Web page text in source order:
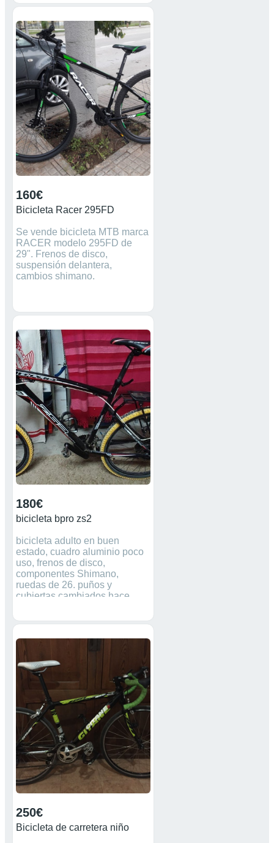
160€
Bicicleta Racer 295FD
Se vende bicicleta MTB marca
RACER modelo 295FD de
29". Frenos de disco,
suspensión delantera,
cambios shimano.
180€
bicicleta bpro zs2
bicicleta adulto en buen
estado, cuadro aluminio poco
uso, frenos de disco,
componentes Shimano,
ruedas de 26. puños y
cubiertas cambiados hace
se puede quitar
250€
Bicicleta de carretera niño